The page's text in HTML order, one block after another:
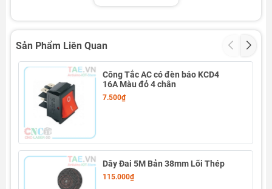
Sản Phẩm Liên Quan
Công Tắc AC có đèn báo KCD4
16A Màu đỏ 4 chân
7.500₫
Dây Đai 5M Bản 38mm Lõi Thép
115.000₫